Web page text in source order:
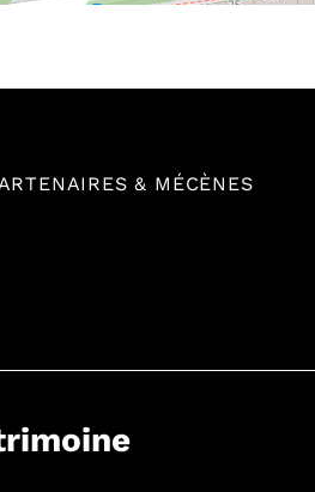
& MÉCÈNES